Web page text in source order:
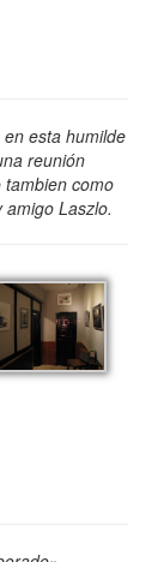
esta humilde
reunión
como
Laszlo.